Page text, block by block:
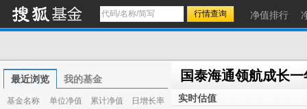
净值排行
最近浏览 我的基金
基金名称 单位净值 累计净值 日增长率 实时估值